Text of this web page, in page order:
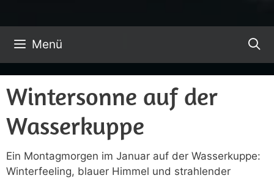
Menü
Wintersonne auf der
Wasserkuppe
Ein Montagmorgen im Januar auf der Wasserkuppe:
Winterfeeling, blauer Himmel und strahlender